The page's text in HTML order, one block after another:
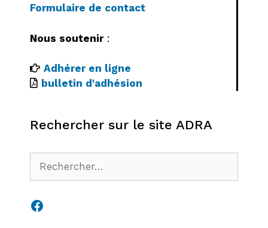
Formulaire de contact
Nous soutenir:
Adhérer en ligne
bulletin d'adhésion
Rechercher sur le site ADRA
Rechercher :
Facebook